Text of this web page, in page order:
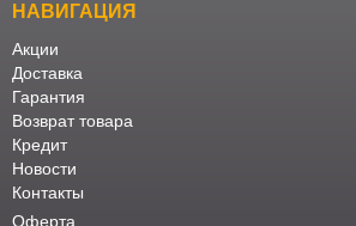
НАВИГАЦИЯ
Акции
Доставка
Гарантия
Возврат товара
Кредит
Новости
Контакты
Оферта